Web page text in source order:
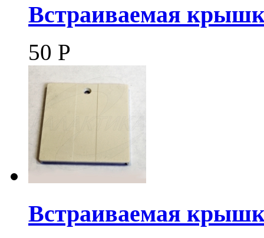
Встраиваемая
50 Р
Встраиваемая